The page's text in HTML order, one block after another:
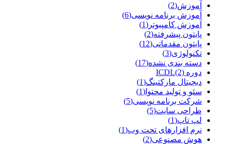
آموزش(2)
آموزش برنامه نویسی(6)
آموزش کامپیوتر (1)
پایتون پیشرفته(2)
پایتون مقدماتی(12)
تکنولوژی(3)
دسته بندی نشده(17)
دوره ICDL (2)
دیجیتال مارکتینگ(1)
سئو و تولید محتوا (1)
شرکت برنامه نویسی(5)
طراحی سایت(5)
لپ تاپ(1)
نرم افزارهای تحت وب(1)
هوش مصنوعی(2)